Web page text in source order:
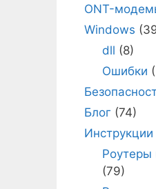
ONT-
Windows
dll (8)
Ошибки
Блог (74)
Инструкции
(79)